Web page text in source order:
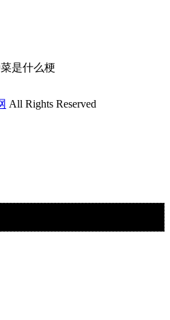
是什么梗
All Rights Reserved